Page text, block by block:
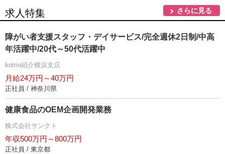
求人特集 さらに見る
障がい者支援スタッフ・デイサービス/完全週休2日制/中高
年活躍中/20代～50代活躍中
kotrio紹介横浜支店
月給24万円～40万円
正社員 / 神奈川県
健康食品のOEM企画開発業務
株式会社サンクト
年収500万円～800万円
正社員 / 東京都